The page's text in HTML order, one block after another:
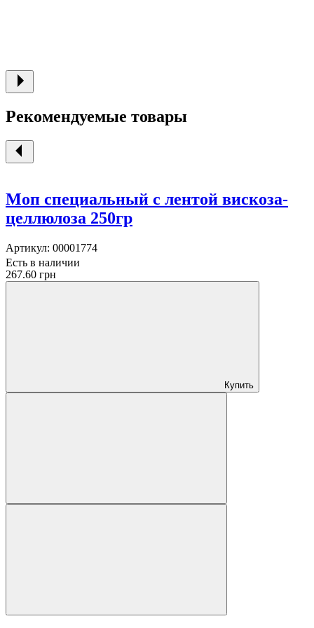
Рекомендуемые товары
Моп специальный с лентой вискоза-
целлюлоза 250гр
Артикул: 00001774
Есть в наличии
267.60 грн
Купить